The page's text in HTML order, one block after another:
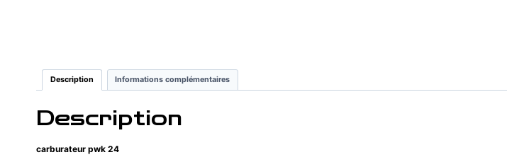
Description Informations complémentaires
Description
carburateur pwk 24